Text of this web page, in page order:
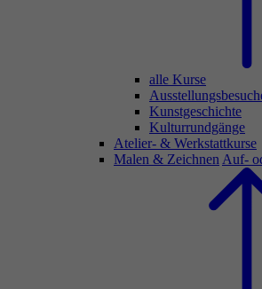
alle Kurse
Kunstgeschichte
Kulturrundgänge
Atelier- & Werkstattkurse
Malen & Zeichnen Auf-